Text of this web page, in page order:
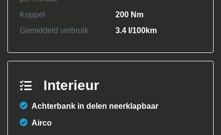
Koppel
200 Nm
Gemiddeld verbruik
3.4 l/100km
Interieur
Achterbank in delen neerklapbaar
Airco